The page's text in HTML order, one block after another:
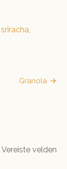
sriracha,
Granola
Vereiste velden